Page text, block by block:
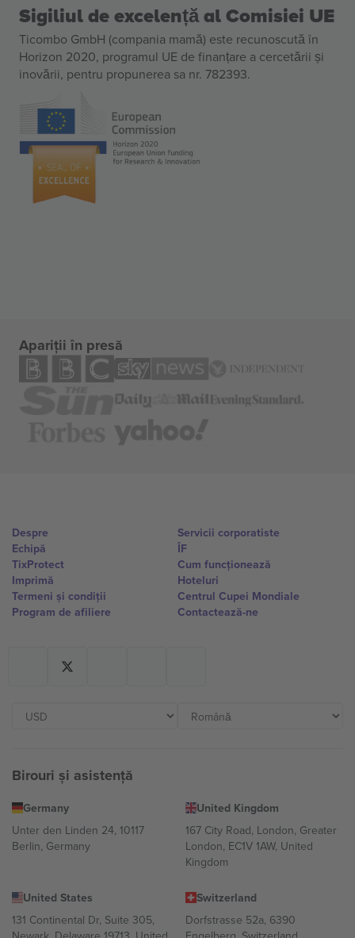
Sigiliul de excelență al Comisiei UE
Ticombo GmbH (compania mamă) este recunoscută în
Horizon 2020, programul UE de finanțare a cercetării și
inovării, pentru propunerea sa nr. 782393.
Apariții în presă
Despre
Echipă
TixProtect
Imprimă
Termeni și condiții
Program de afiliere
Servicii corporatiste
ÎF
Cum funcționează
Hoteluri
Centrul Cupei Mondiale
Contactează-ne
Birouri și asistență
Germany
Unter den Linden 24, 10117
Berlin, Germany
United Kingdom
167 City Road, London, Greater
London, EC1V 1AW, United
Kingdom
United States
131 Continental Dr, Suite 305,
Switzerland
Dorfstrasse 52a, 6390